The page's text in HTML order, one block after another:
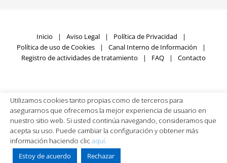
Inicio Aviso Legal
Política de Privacidad
Política de uso de Cookies
Canal Interno de Información
Registro de actividades de tratamiento
FAQ Contacto
Fundación SIGNUM © Copyright2026 | Todos los derechos
reservados | Desarrollado porRumpelstinski
Facebook
X
Utilizamos cookies tanto propias como de terceros para
asegurarnos que ofrecemos la mejor experiencia de usuario en
nuestro sitio web. Si usted continúa navegando, consideramos que
acepta su uso. Puede cambiar la configuración y obtener más
información haciendo clicaquí.
Estoy de acuerdo
Rechazar